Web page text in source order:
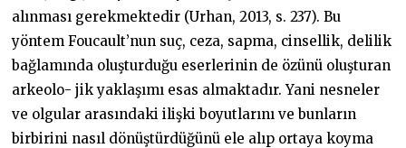
alınması gerekmektedir (Urhan, 2013, s. 237). Bu
yöntem Foucault’nun suç, ceza, sapma, cinsellik, delilik
bağlamında oluşturduğu eserlerinin de özünü oluşturan
arkeolo- jik yaklaşımı esas almaktadır. Yani nesneler
ve olgular arasındaki ilişki boyutlarını ve bunların
birbirini nasıl dönüştürdüğünü ele alıp ortaya koyma